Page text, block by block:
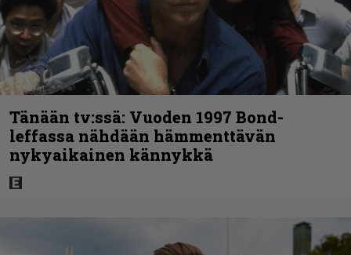
Tänään tv:ssä: Vuoden 1997 Bond-
leffassa nähdään hämmenttävän
nykyaikainen kännykkä